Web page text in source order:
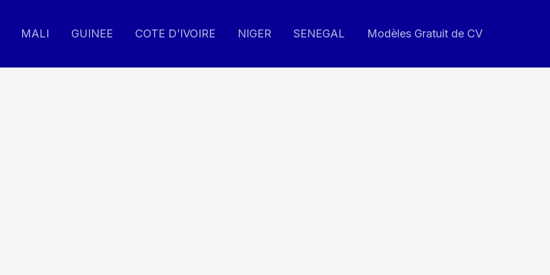
MALI GUINEE COTE D’IVOIRE NIGER SENEGAL Modèles Gratuit de CV